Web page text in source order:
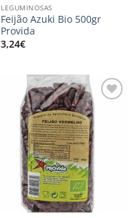
LEGUMINOSAS
Feijão Azuki Bio 500gr
Provida
3,24€
Adicionar
meus
desejos